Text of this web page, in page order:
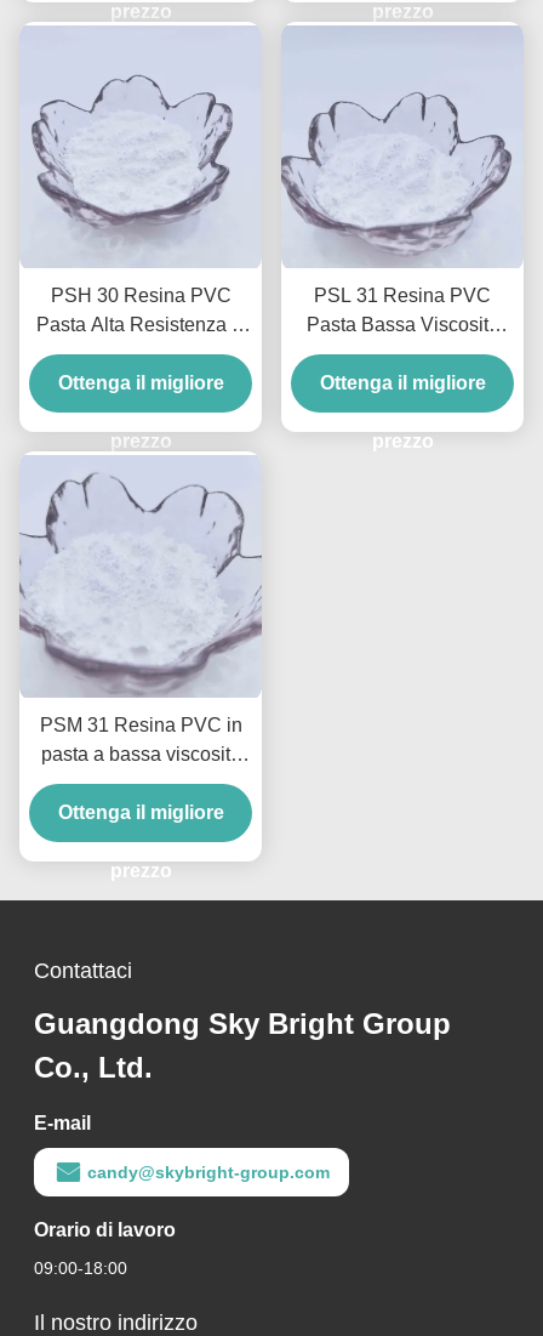
prezzo
Stampaggio
prezzo
PSH 30 Resina PVC
Pasta Alta Resistenza E
Versatilità Per Guanti E
Schiume Stampate
Ottenga il migliore
prezzo
PSL 31 Resina PVC
Pasta Bassa Viscosità
Schiumogena Resina
PVC Pasta Speciale Per
Pavimenti
Ottenga il migliore
prezzo
PSM 31 Resina PVC in
pasta a bassa viscosità
Flusso pseudoplastico
per espanso pelle e
rivestimenti
Ottenga il migliore
prezzo
Contattaci
Guangdong Sky Bright Group
Co., Ltd.
E-mail
candy@skybright-group.com
Orario di lavoro
09:00-18:00
Il nostro indirizzo